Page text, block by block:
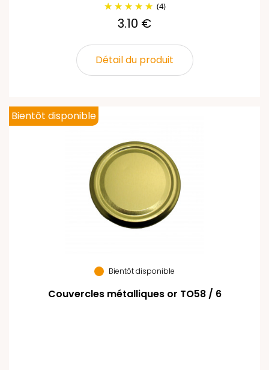
(4)
3.10 €
Détail du produit
Bientôt disponible
Couvercles métalliques or TO58 / 6
Bientôt disponible